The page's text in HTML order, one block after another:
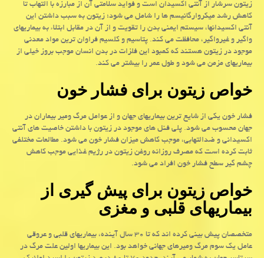
زیتون سرشار از آنتی اکسیدان است و فواید سلامتی آن از مبارزه با التهاب تا
کاهش رشد میکروارگانیسم ها را شامل می شود؛ زیتون به سبب داشتن این
آنتی اکسیدانها، سیستم ایمنی بدن را تقویت و از آن در مقابل ابتلاء به بیماریهای
واگیر و غیرواگیر، محافظت می کند. پتاسیم و کلسیم فراوان ترین مواد معدنی
موجود در زیتون هستند که کمبود این فلزات در بدن انسان موجب بروز خیلی از
بیماریهای مزمن می شود و طول عمر را بیشتر می کند.
خواص زیتون برای فشار خون
فشار خون یکی از شایع ترین بیماریهای جهان و از عوامل مرگ ومیر بیماران در
جهان محسوب می شود. پلی فنل های موجود در زیتون با داشتن خاصیت های آنتی
اکسیدانی و ضدالتهابی، موجب کاهش میزان فشار خون می شود. مطالعات مختلفی
ثابت کرده است که مصرف روزانه روغن زیتون در رژیم غذایی موجب کاهش
چشم گیر سطح فشار خون افراد می شود.
خواص زیتون برای پیش گیری از
بیماریهای قلبی و مغزی
متخصصان پیش بینی کرده اند که تا ۳۰ سال آینده، بیماریهای قلبی و عروقی
عامل یک سوم مرگ ومیرهای جهانی خواهد بود. این بیماریها اولین علت مرگ در